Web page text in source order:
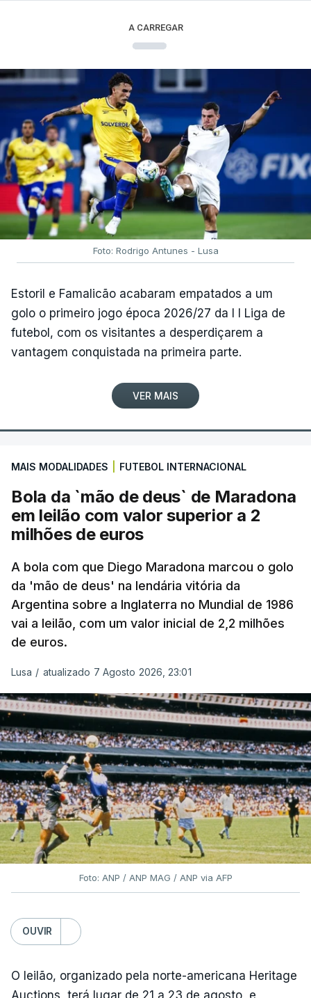
A CARREGAR
Foto: Rodrigo Antunes - Lusa
Estoril e Famalicão acabaram empatados a um
golo o primeiro jogo época 2026/27 da I I Liga de
futebol, com os visitantes a desperdiçarem a
vantagem conquistada na primeira parte.
VER MAIS
MAIS MODALIDADES FUTEBOL INTERNACIONAL
Bola da `mão de deus` de Maradona
em leilão com valor superior a 2
milhões de euros
A bola com que Diego Maradona marcou o golo
da 'mão de deus' na lendária vitória da
Argentina sobre a Inglaterra no Mundial de 1986
vai a leilão, com um valor inicial de 2,2 milhões
de euros.
Lusa / atualizado 7 Agosto 2026, 23:01
Foto: ANP / ANP MAG / ANP via AFP
OUVIR
O leilão, organizado pela norte-americana Heritage
Auctions, terá lugar de 21 a 23 de agosto, e,